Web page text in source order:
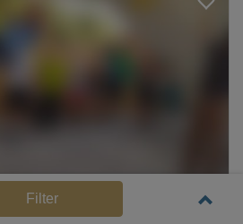
Filter